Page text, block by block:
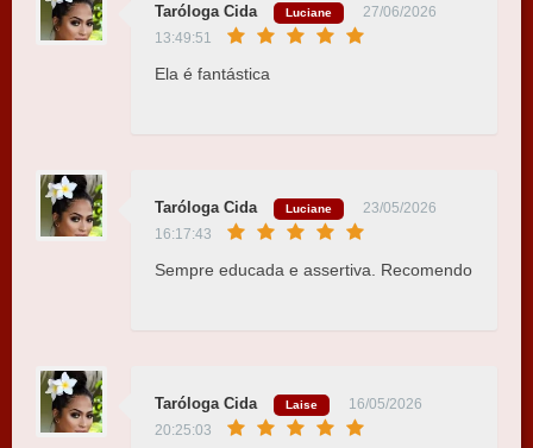
Taróloga Cida Luciane
27/06/2026
13:49:51
Ela é fantástica
Taróloga Cida Luciane
23/05/2026
16:17:43
Sempre educada e assertiva. Recomendo
Taróloga Cida Laise
16/05/2026
20:25:03